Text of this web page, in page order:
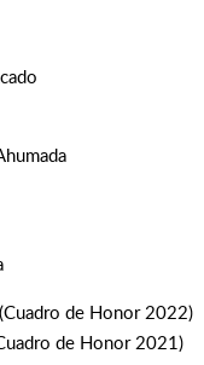
de Honor 2022)
de Honor 2021)